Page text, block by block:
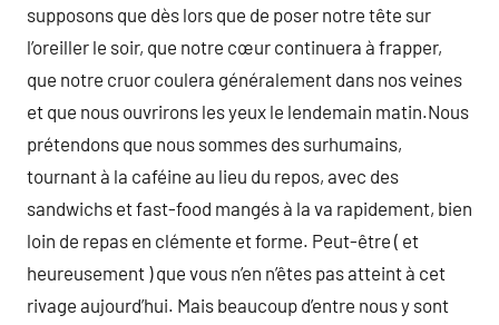
supposons que dès lors que de poser notre tête sur
l’oreiller le soir, que notre cœur continuera à frapper,
que notre cruor coulera généralement dans nos veines
et que nous ouvrirons les yeux le lendemain matin.Nous
prétendons que nous sommes des surhumains,
tournant à la caféine au lieu du repos, avec des
sandwichs et fast-food mangés à la va rapidement, bien
loin de repas en clémente et forme. Peut-être ( et
heureusement ) que vous n’en n’êtes pas atteint à cet
rivage aujourd’hui. Mais beaucoup d’entre nous y sont